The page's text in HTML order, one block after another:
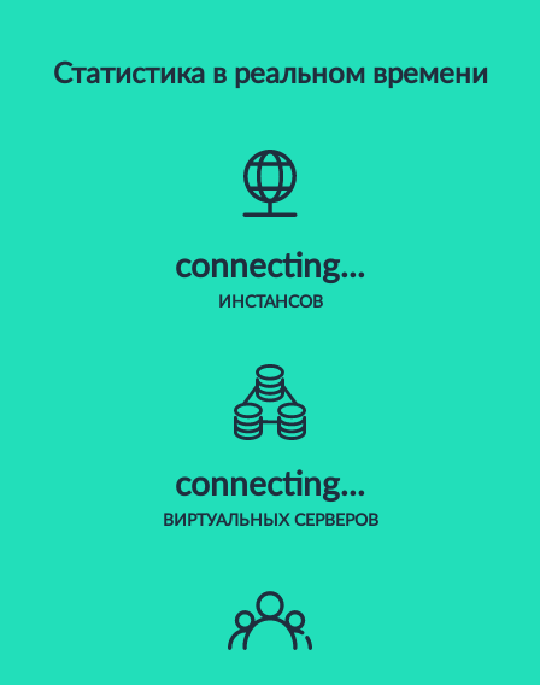
Статистика в реальном времени
connecting...
ИНСТАНСОВ
connecting...
ВИРТУАЛЬНЫХ СЕРВЕРОВ